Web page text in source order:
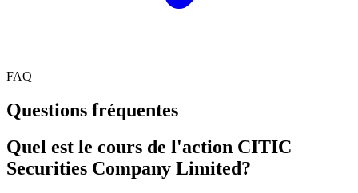
FAQ
Questions fréquentes
Quel est le cours de l'action CITIC
Securities Company Limited?